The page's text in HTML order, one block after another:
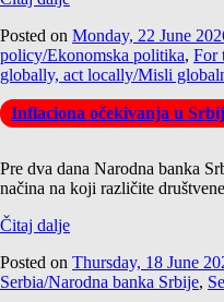
Posted on Monday, 22 June
policy/Ekonomska politika, For
globally, act locally/Misli
Inflaciona očekivanja u
Pre dva dana Narodna banka
načina na koji različite
Čitaj dalje
Posted on Thursday, 18 June
Serbia/Narodna banka Srbije,